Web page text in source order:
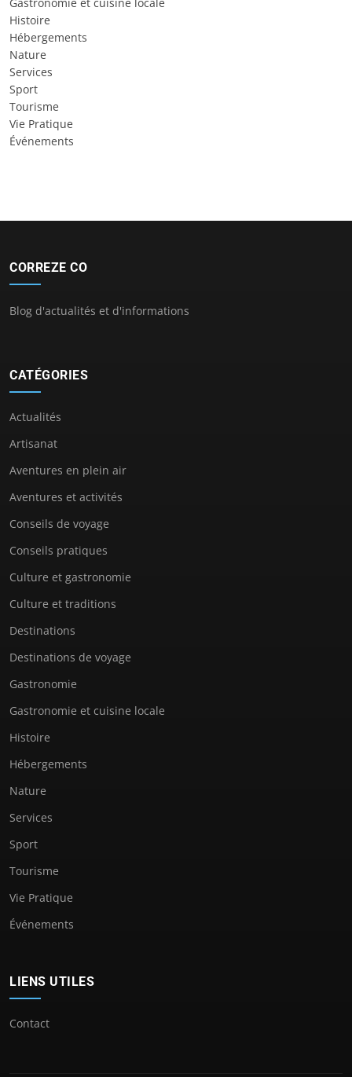
Gastronomie et cuisine locale
Histoire
Hébergements
Nature
Services
Sport
Tourisme
Vie Pratique
Événements
CORREZE CO
Blog d'actualités et d'informations
CATÉGORIES
Actualités
Artisanat
Aventures en plein air
Aventures et activités
Conseils de voyage
Conseils pratiques
Culture et gastronomie
Culture et traditions
Destinations
Destinations de voyage
Gastronomie
Gastronomie et cuisine locale
Histoire
Hébergements
Nature
Services
Sport
Tourisme
Vie Pratique
Événements
LIENS UTILES
Contact